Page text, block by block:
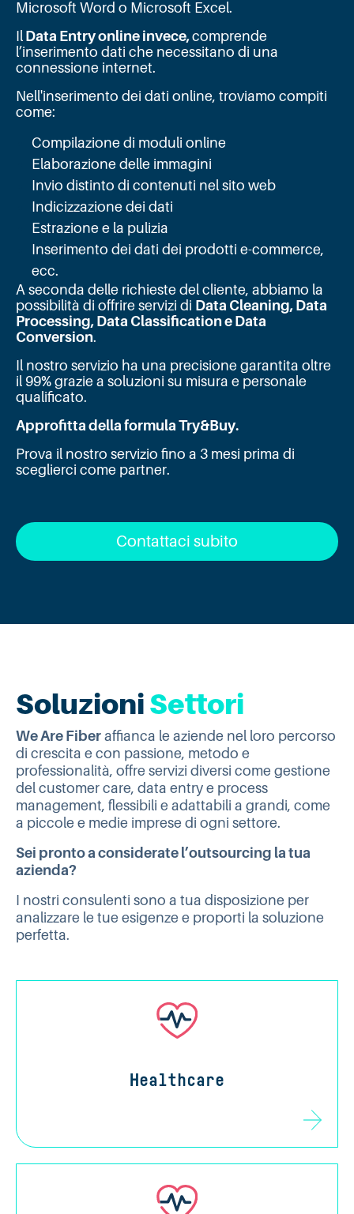
Microsoft Word o Microsoft Excel.
Il Data Entry online invece,comprende
l’inserimento dati che necessitano di una
connessione internet.
Nell'inserimento dei dati online, troviamo compiti
come:
Compilazione di moduli online
Elaborazione delle immagini
Invio distinto di contenuti nel sito web
Indicizzazione dei dati
Estrazione e la pulizia
Inserimento dei dati dei prodotti e-commerce,
ecc.
A seconda delle richieste del cliente, abbiamo la
possibilità di offrire servizi di Data Cleaning, Data
Processing, Data Classification e Data
Conversion.
Il nostro servizio ha una precisione garantita oltre
il 99% grazie a soluzioni su misura e personale
qualificato.
Approfitta della formula Try&Buy.
Prova il nostro servizio fino a 3 mesi prima di
sceglierci come partner.
Contattaci subito
SoluzioniSettori
We Are Fiber affianca le aziende nel loro percorso
di crescita e con passione, metodo e
professionalità, offre servizi diversi come gestione
del customer care, data entry e process
management, flessibili e adattabili a grandi, come
a piccole e medie imprese di ogni settore.
Sei pronto a considerate l’outsourcing la tua
azienda?
I nostri consulenti sono a tua disposizione per
analizzare le tue esigenze e proporti la soluzione
perfetta.
Healthcare